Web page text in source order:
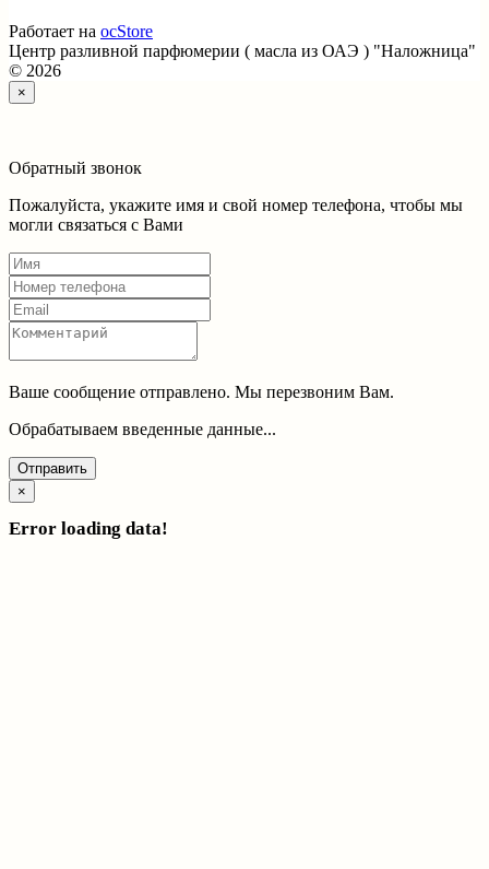
Работает на ocStore
Центр разливной парфюмерии ( масла из ОАЭ ) "Наложница"
© 2026
×
Обратный звонок
Пожалуйста, укажите имя и свой номер телефона, чтобы мы
могли связаться с Вами
Ваше сообщение отправлено. Мы перезвоним Вам.
Обрабатываем введенные данные...
Отправить
×
Error loading data!